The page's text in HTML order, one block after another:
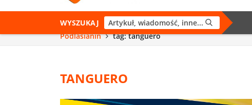
WYSZUKAJ
Podlasianin
tag: tanguero
TANGUERO